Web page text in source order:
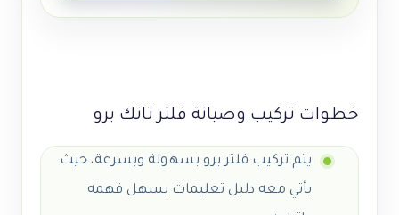
خطوات تركيب وصيانة فلتر تانك برو
يتم تركيب فلتر برو بسهولة وبسرعة، حيث
يأتي معه دليل تعليمات يسهل فهمه